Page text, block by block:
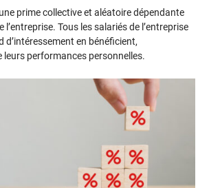
prime collective et aléatoire dépendante
Tous les salariés de l’entreprise
d’intéressement en bénéficient,
leurs performances personnelles.